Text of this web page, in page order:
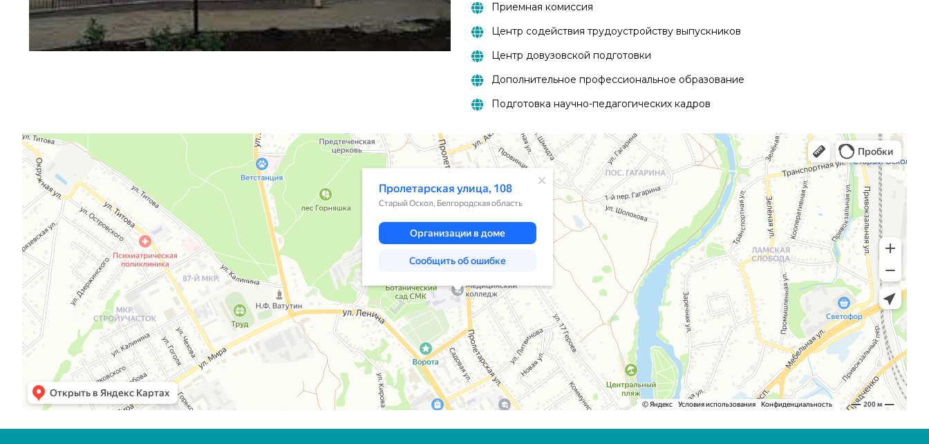
Приемная комиссия
Центр содействия трудоустройству выпускников
Центр довузовской подготовки
Дополнительное профессиональное образование
Подготовка научно-педагогических кадров
Старый Оскол
Пролетарская улица, 108 — Яндекс.Карты